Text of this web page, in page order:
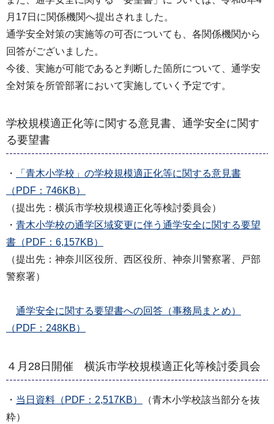
月17日に関係機関へ提出されました。
通学安全対策の実施等の可否についても、各関係機関から
回答がございました。
今後、実施が可能であると判断した箇所について、通学安
全対策を所管部署において実施していく予定です。
学校規模適正化等に関する意見書、通学安全に関す
る要望書
・
「青木小学校」の学校規模適正化等に関する意見書
（PDF：746KB）
（提出先：横浜市学校規模適正化等検討委員会）
・ 青木小学校の通学区域変更に伴う通学安全に関する要望
書（PDF：6,157KB）
（提出先：神奈川区役所、西区役所、神奈川警察署、戸部
警察署）
通学安全に関する要望書への回答（事務局まとめ）
（PDF：248KB）
４月28日開催 横浜市学校規模適正化等検討委員会
・ 当日資料（PDF：2,517KB）
（青木小学校該当部分を抜
粋）